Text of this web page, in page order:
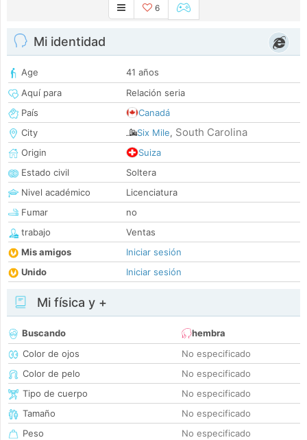
6
Mi identidad
Age
41 años
Aquí para
Relación seria
País
Canadá
City
Six Mile, South Carolina
Origin
Suiza
Estado civil
Soltera
Nivel académico
Licenciatura
Fumar
no
trabajo
Ventas
Mis amigos
Iniciar sesión
Unido
Iniciar sesión
Mi física y +
Buscando
hembra
Color de ojos
No especificado
Color de pelo
No especificado
Tipo de cuerpo
No especificado
Tamaño
No especificado
Peso
No especificado